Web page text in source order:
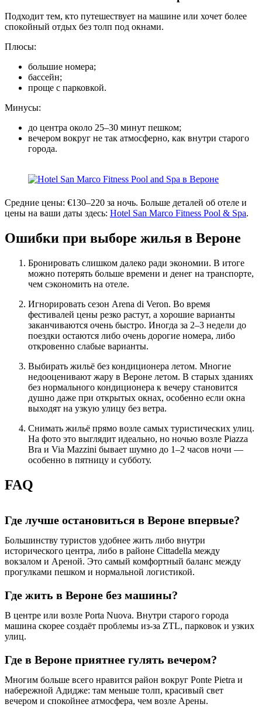
Подходит тем, кто путешествует на машине или хочет более
спокойный отдых без толп под окнами.
Плюсы:
большие номера;
бассейн;
проще с парковкой.
Минусы:
до центра около 25–30 минут пешком;
вечером вокруг не так атмосферно, как внутри старого
города.
Средние цены: €130–220 за ночь. Больше деталей об отеле и
цены на ваши даты здесь: Hotel San Marco Fitness Pool & Spa.
Ошибки при выборе жилья в Вероне
Бронировать слишком далеко ради экономии. В итоге
можно потерять больше времени и денег на транспорте,
чем сэкономить на отеле.
Игнорировать сезон Arena di Veron. Во время
фестивалей цены резко растут, а хорошие варианты
заканчиваются очень быстро. Иногда за 2–3 недели до
поездки остаются либо очень дорогие номера, либо
откровенно слабые варианты.
Выбирать жильё без кондиционера летом. Многие
недооценивают жару в Вероне летом. В старых зданиях
без нормального кондиционера к вечеру становится
душно даже при открытых окнах, особенно если окна
выходят на узкую улицу без ветра.
Снимать жильё прямо возле самых туристических улиц.
На фото это выглядит идеально, но ночью возле Piazza
Bra и Via Mazzini бывает шумно до 1–2 часов ночи —
особенно в пятницу и субботу.
FAQ
Где лучше остановиться в Вероне впервые?
Большинству туристов удобнее жить либо внутри
исторического центра, либо в районе Cittadella между
вокзалом и Ареной. Это самый комфортный баланс между
прогулками пешком и нормальной логистикой.
Где жить в Вероне без машины?
В центре или возле Porta Nuova. Внутри старого города
машина скорее создаёт проблемы из-за ZTL, парковок и узких
улиц.
Где в Вероне приятнее гулять вечером?
Многим больше всего нравится район вокруг Ponte Pietra и
набережной Адидже: там меньше толп, красивый свет
вечером и спокойнее атмосфера, чем возле Арены.